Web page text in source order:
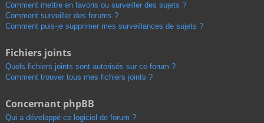
Comment mettre en favoris ou surveiller des sujets ?
Comment surveiller des forums ?
Comment puis-je supprimer mes surveillances de sujets ?
Fichiers joints
Quels fichiers joints sont autorisés sur ce forum ?
Comment trouver tous mes fichiers joints ?
Concernant phpBB
Qui a développé ce logiciel de forum ?